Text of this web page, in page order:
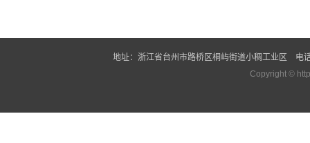
地址：浙江省台州市路桥区桐屿街道小稠工业区
Copyright ©